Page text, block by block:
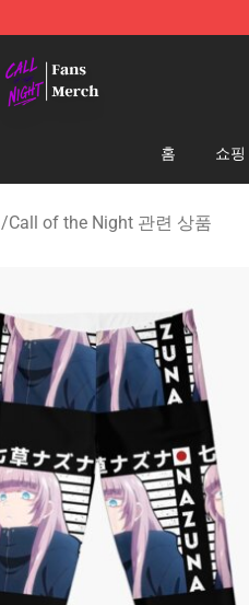
홈 쇼핑
/Call of the Night 관련 상품